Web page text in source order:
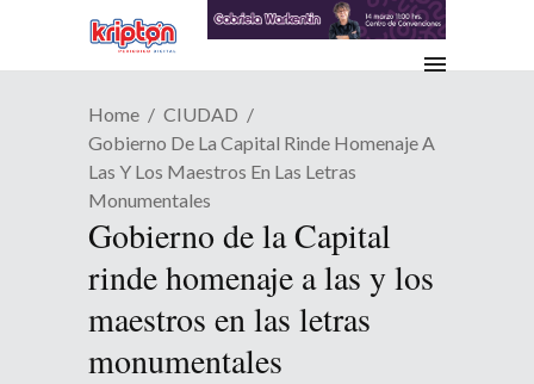
Home
CIUDAD
Gobierno De La Capital Rinde Homenaje A
Las Y Los Maestros En Las Letras
Monumentales
Gobierno de la Capital
rinde homenaje a las y los
maestros en las letras
monumentales